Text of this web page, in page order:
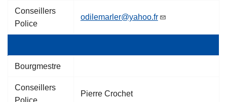
Conseillers
Police
odilemarler@yahoo.fr
Bourgmestre
Conseillers
Pierre Crochet